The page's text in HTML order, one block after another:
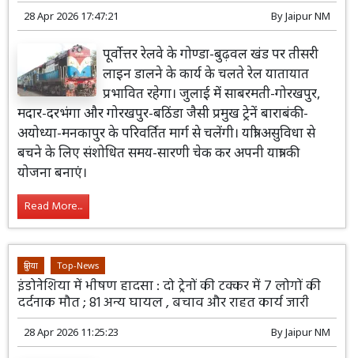
28 Apr 2026 17:47:21 ByJaipur NM
पूर्वोत्तर रेलवे के गोण्डा-बुढ़वल खंड पर तीसरी
लाइन डालने के कार्य के चलते रेल यातायात
प्रभावित रहेगा। जुलाई में साबरमती-गोरखपुर,
मदार-दरभंगा और गोरखपुर-बठिंडा जैसी प्रमुख ट्रेनें बाराबंकी-
अयोध्या-मनकापुर के परिवर्तित मार्ग से चलेंगी। यात्री असुविधा से
बचने के लिए संशोधित समय-सारणी चेक कर अपनी यात्रा की
योजना बनाएं।
Read More...
दुनिया Top-News
इंडोनेशिया में भीषण हादसा : दो ट्रेनों की टक्कर में 7 लोगों की
दर्दनाक मौत ; 81 अन्य घायल , बचाव और राहत कार्य जारी
28 Apr 2026 11:25:23 ByJaipur NM